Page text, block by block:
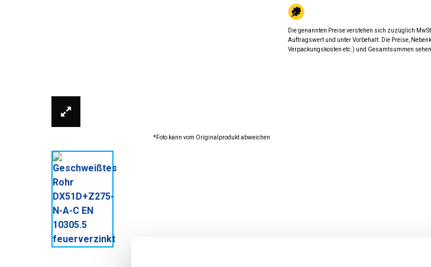
*Foto kann vom Originalprodukt abweichen
Die genannten Preise verstehen sich zuzüglich
Auftragswert und unter Vorbehalt. Die Preise,
Verpackungskosten etc.) und Gesamtsummen sehen